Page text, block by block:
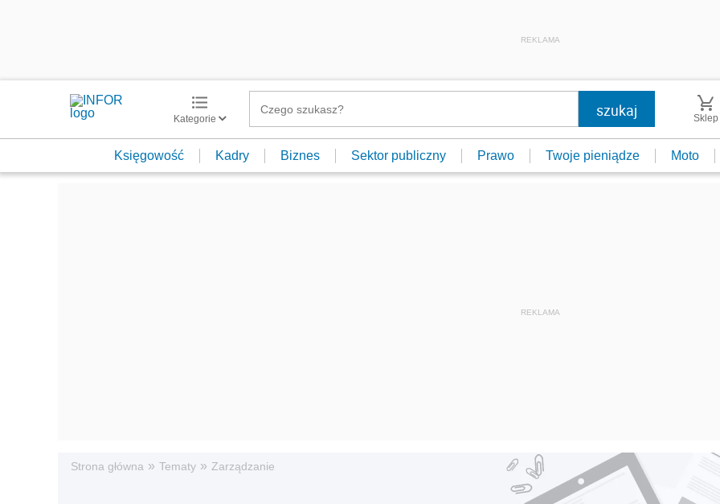
REKLAMA
Kategorie Sklep
Księgowość Kadry Biznes Sektor publiczny Prawo Twoje pieniądze Moto
Strona główna » Tematy » Zarządzanie